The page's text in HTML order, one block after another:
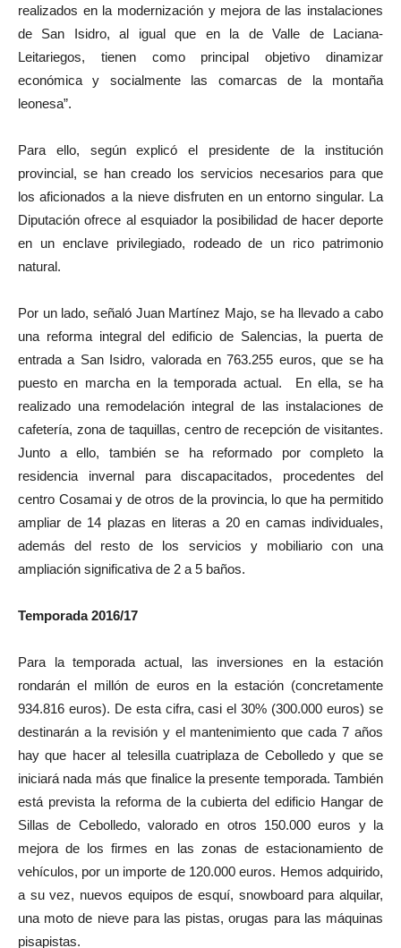
realizados en la modernización y mejora de las instalaciones
de San Isidro, al igual que en la de Valle de Laciana-
Leitariegos, tienen como principal objetivo dinamizar
económica y socialmente las comarcas de la montaña
leonesa”.
Para ello, según explicó el presidente de la institución
provincial, se han creado los servicios necesarios para que
los aficionados a la nieve disfruten en un entorno singular. La
Diputación ofrece al esquiador la posibilidad de hacer deporte
en un enclave privilegiado, rodeado de un rico patrimonio
natural.
Por un lado, señaló Juan Martínez Majo, se ha llevado a cabo
una reforma integral del edificio de Salencias, la puerta de
entrada a San Isidro, valorada en 763.255 euros, que se ha
puesto en marcha en la temporada actual. En ella, se ha
realizado una remodelación integral de las instalaciones de
cafetería, zona de taquillas, centro de recepción de visitantes.
Junto a ello, también se ha reformado por completo la
residencia invernal para discapacitados, procedentes del
centro Cosamai y de otros de la provincia, lo que ha permitido
ampliar de 14 plazas en literas a 20 en camas individuales,
además del resto de los servicios y mobiliario con una
ampliación significativa de 2 a 5 baños.
Temporada 2016/17
Para la temporada actual, las inversiones en la estación
rondarán el millón de euros en la estación (concretamente
934.816 euros). De esta cifra, casi el 30% (300.000 euros) se
destinarán a la revisión y el mantenimiento que cada 7 años
hay que hacer al telesilla cuatriplaza de Cebolledo y que se
iniciará nada más que finalice la presente temporada. También
está prevista la reforma de la cubierta del edificio Hangar de
Sillas de Cebolledo, valorado en otros 150.000 euros y la
mejora de los firmes en las zonas de estacionamiento de
vehículos, por un importe de 120.000 euros. Hemos adquirido,
a su vez, nuevos equipos de esquí, snowboard para alquilar,
una moto de nieve para las pistas, orugas para las máquinas
pisapistas.